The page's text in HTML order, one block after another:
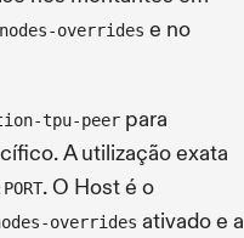
overrides e no
tpu-peer para
A utilização exata
. O Host é o
overrides ativado e a